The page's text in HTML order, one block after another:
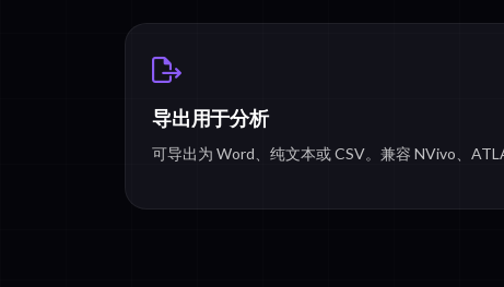
导出用于分析
可导出为 Word、纯文本或 CSV。兼容 NVivo、